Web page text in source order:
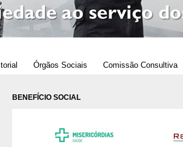
Órgãos Sociais Comissão Consultiva
BENEFÍCIO SOCIAL